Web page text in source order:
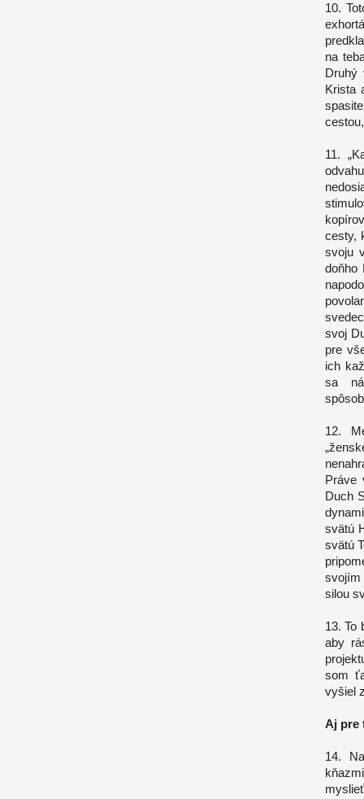
10.
na
Druhý
Krista
11.
cesty,
svoju
doňho
svoj
pre
ich
sa
12.
Práve
Duch
svätú
svätú
silou
13. To
aby
som
vyšiel
Aj pre
14.